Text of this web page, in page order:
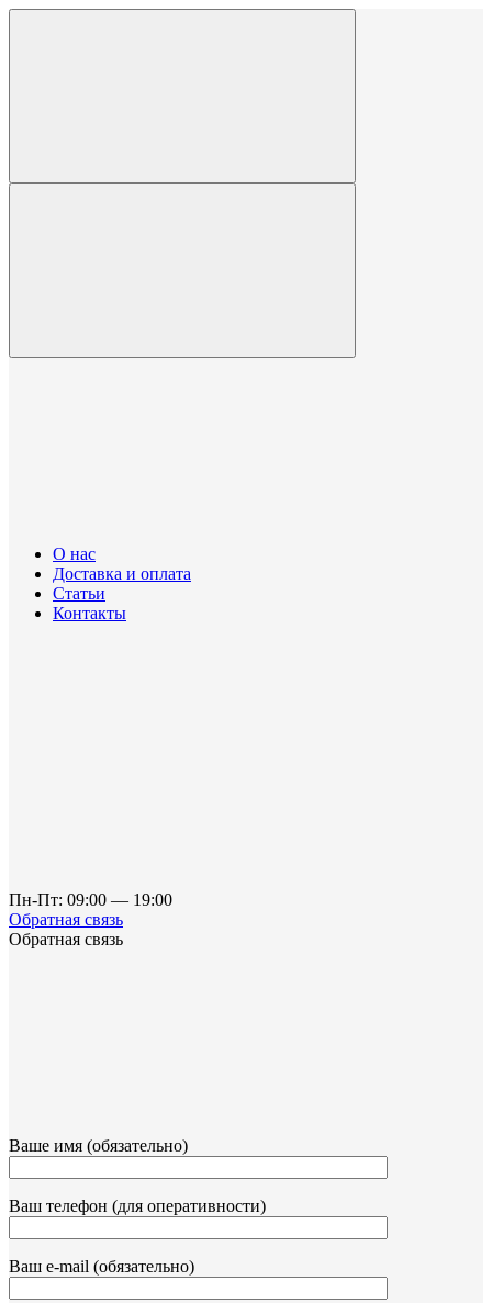
О нас
Доставка и оплата
Статьи
Контакты
Пн-Пт: 09:00 — 19:00
Обратная связь
Обратная связь
Ваше имя (обязательно)
Ваш телефон (для оперативности)
Ваш e-mail (обязательно)